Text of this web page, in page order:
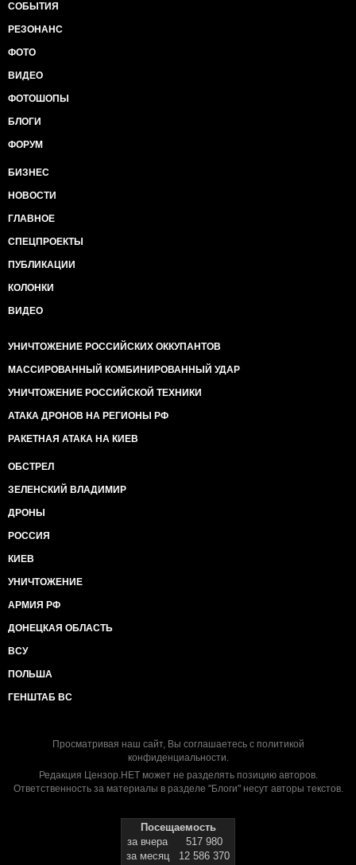
СОБЫТИЯ
РЕЗОНАНС
ФОТО
ВИДЕО
ФОТОШОПЫ
БЛОГИ
ФОРУМ
БИЗНЕС
НОВОСТИ
ГЛАВНОЕ
СПЕЦПРОЕКТЫ
ПУБЛИКАЦИИ
КОЛОНКИ
ВИДЕО
УНИЧТОЖЕНИЕ РОССИЙСКИХ ОККУПАНТОВ
МАССИРОВАННЫЙ КОМБИНИРОВАННЫЙ УДАР
УНИЧТОЖЕНИЕ РОССИЙСКОЙ ТЕХНИКИ
АТАКА ДРОНОВ НА РЕГИОНЫ РФ
РАКЕТНАЯ АТАКА НА КИЕВ
ОБСТРЕЛ
ЗЕЛЕНСКИЙ ВЛАДИМИР
ДРОНЫ
РОССИЯ
КИЕВ
УНИЧТОЖЕНИЕ
АРМИЯ РФ
ДОНЕЦКАЯ ОБЛАСТЬ
ВСУ
ПОЛЬША
ГЕНШТАБ ВС
Просматривая наш сайт, Вы соглашаетесь с политикой
конфиденциальности.
Редакция Цензор.НЕТ может не разделять позицию авторов.
Ответственность за материалы в разделе "Блоги" несут авторы текстов.
Посещаемость
за вчера
517 980
за месяц
12 586 370